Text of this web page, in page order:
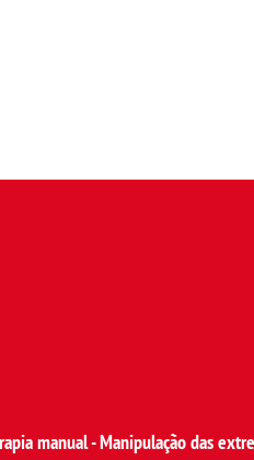
manual - Manipulação das